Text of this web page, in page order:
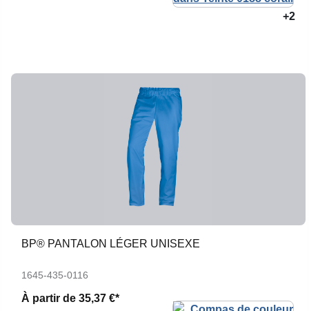
+2
BP® PANTALON LÉGER UNISEXE
1645-435-0116
À partir de 35,37 €*